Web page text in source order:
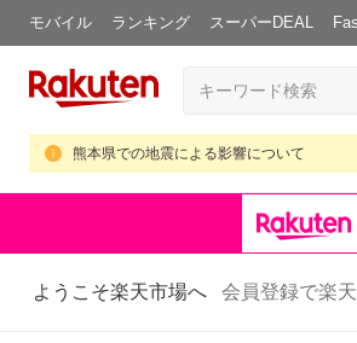
モバイル ランキング スーパーDEAL
熊本県での地震による影響について
ようこそ楽天市場へ 会員登録で楽